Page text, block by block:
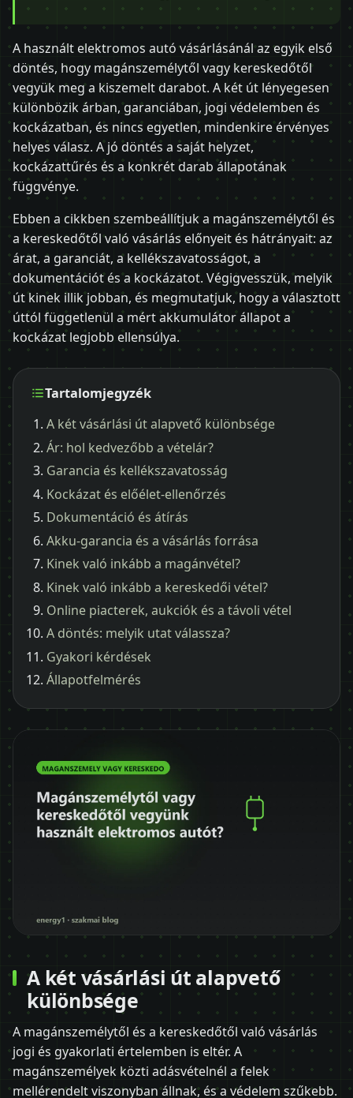
A használt elektromos autó vásárlásánál az egyik első
döntés, hogy magánszemélytől vagy kereskedőtől
vegyük meg a kiszemelt darabot. A két út lényegesen
különbözik árban, garanciában, jogi védelemben és
kockázatban, és nincs egyetlen, mindenkire érvényes
helyes válasz. A jó döntés a saját helyzet,
kockázattűrés és a konkrét darab állapotának
függvénye.
Ebben a cikkben szembeállítjuk a magánszemélytől és
a kereskedőtől való vásárlás előnyeit és hátrányait: az
árat, a garanciát, a kellékszavatosságot, a
dokumentációt és a kockázatot. Végigvesszük, melyik
út kinek illik jobban, és megmutatjuk, hogy a választott
úttól függetlenül a mért akkumulátor állapot a
kockázat legjobb ellensúlya.
Tartalomjegyzék
A két vásárlási út alapvető különbsége
Ár: hol kedvezőbb a vételár?
Garancia és kellékszavatosság
Kockázat és előélet-ellenőrzés
Dokumentáció és átírás
Akku-garancia és a vásárlás forrása
Kinek való inkább a magánvétel?
Kinek való inkább a kereskedői vétel?
Online piacterek, aukciók és a távoli vétel
A döntés: melyik utat válassza?
Gyakori kérdések
Állapotfelmérés
A két vásárlási út alapvető
különbsége
A magánszemélytől és a kereskedőtől való vásárlás
jogi és gyakorlati értelemben is eltér. A
magánszemélyek közti adásvételnél a felek
mellérendelt viszonyban állnak, és a védelem szűkebb.